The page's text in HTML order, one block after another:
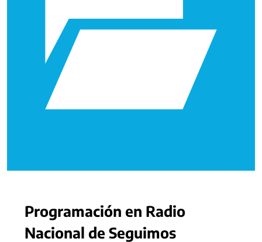
Programación en Radio
Nacional de Seguimos